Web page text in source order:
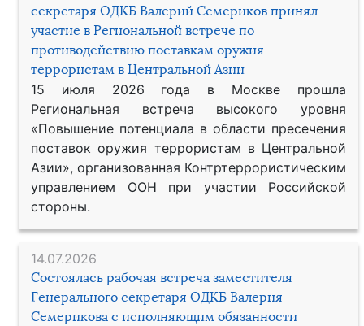
секретаря ОДКБ Валерий Семериков принял
участие в Региональной встрече по
противодействию поставкам оружия
террористам в Центральной Азии
15 июля 2026 года в Москве прошла
Региональная встреча высокого уровня
«Повышение потенциала в области пресечения
поставок оружия террористам в Центральной
Азии», организованная Контртеррористическим
управлением ООН при участии Российской
стороны.
14.07.2026
Состоялась рабочая встреча заместителя
Генерального секретаря ОДКБ Валерия
Семерикова с исполняющим обязанности